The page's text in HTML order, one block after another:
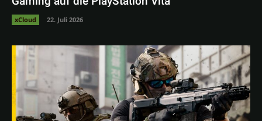
xCloud 22. Juli 2026